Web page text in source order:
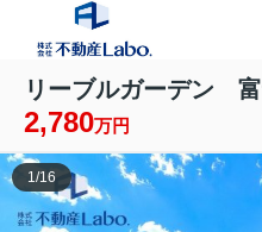
リーブルガーデン
2,780万円
1/16